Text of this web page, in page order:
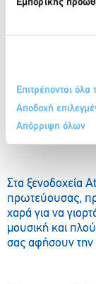
Εμπορικής
Επιτρέπονται όλα
Αποδοχή
Απόρριψη όλων
προηγούμενο
συνδυάζουν
Για
Athenaeum
Λεωφόρος
Στα ξενοδοχεία
πρωτεύουσας,
χαρά για να
μουσική και
σας αφήσουν την